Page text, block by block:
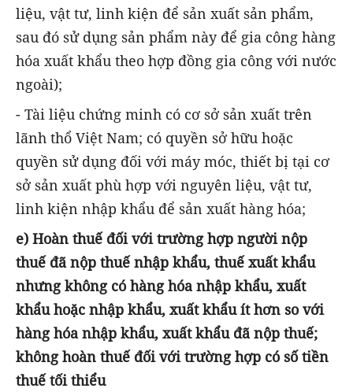
liệu, vật tư, linh kiện để sản xuất sản phẩm,
sau đó sử dụng sản phẩm này để gia công hàng
hóa xuất khẩu theo hợp đồng gia công với nước
ngoài);
- Tài liệu chứng minh có cơ sở sản xuất trên
lãnh thổ Việt Nam; có quyền sở hữu hoặc
quyền sử dụng đối với máy móc, thiết bị tại cơ
sở sản xuất phù hợp với nguyên liệu, vật tư,
linh kiện nhập khẩu để sản xuất hàng hóa;
e) Hoàn thuế đối với trường hợp người nộp
thuế đã nộp thuế nhập khẩu, thuế xuất khẩu
nhưng không có hàng hóa nhập khẩu, xuất
khẩu hoặc nhập khẩu, xuất khẩu ít hơn so với
hàng hóa nhập khẩu, xuất khẩu đã nộp thuế;
không hoàn thuế đối với trường hợp có số tiền
thuế tối thiểu